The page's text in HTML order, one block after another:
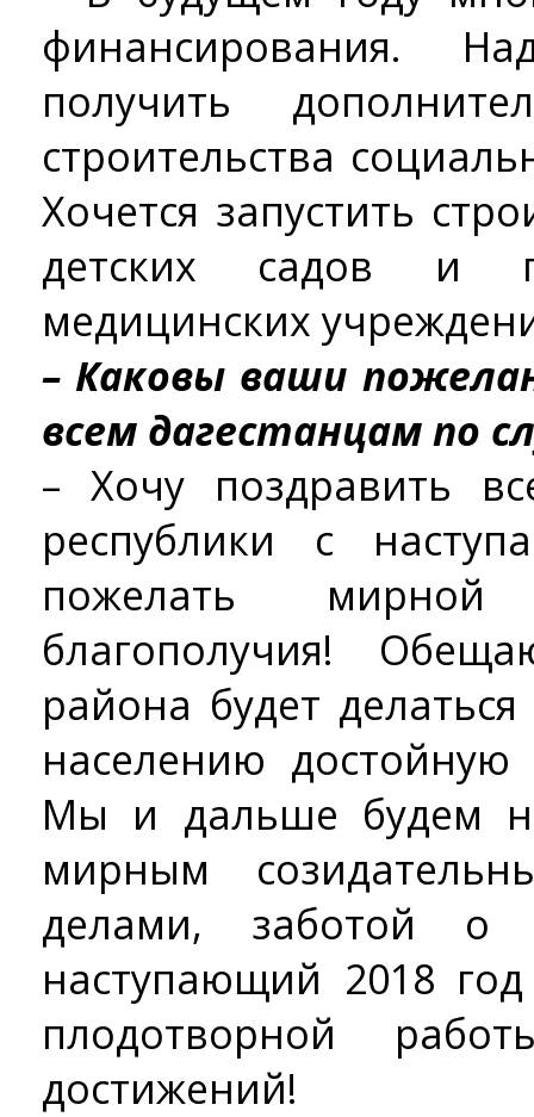
финансирования.
получить
строительства
Хочется запустить
детских садов и
медицинских
– Каковы ваши
всем дагестанцам по
– Хочу поздравить
республики с
пожелать
благополучия!
района будет
населению
Мы и дальше будем
мирным
делами, заботой о
наступающий 2018
плодотворной
достижений!